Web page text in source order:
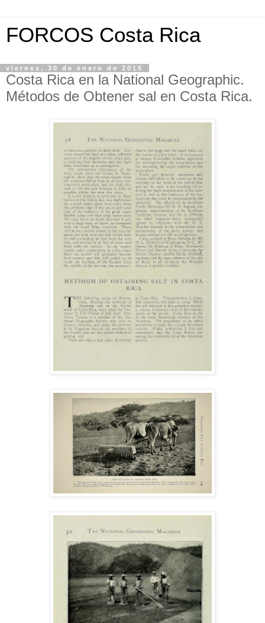
FORCOS Costa Rica
viernes, 30 de enero de 2015
Costa Rica en la National Geographic.
Métodos de Obtener sal en Costa Rica.